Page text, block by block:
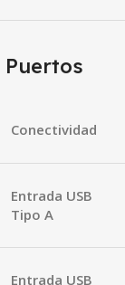
Puertos
Conectividad
Entrada USB
Tipo A
Entrada USB